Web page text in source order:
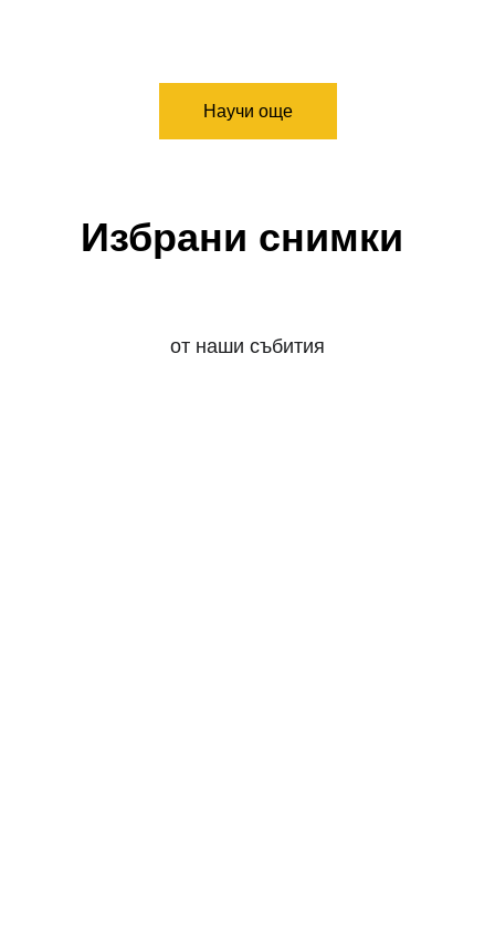
Научи още
Избрани снимки
от наши събития